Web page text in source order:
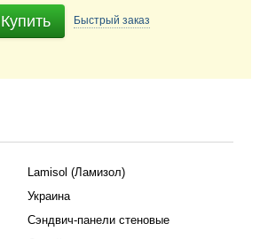
Купить Быстрый заказ
Lamisol (Ламизол)
Украина
Сэндвич-панели стеновые